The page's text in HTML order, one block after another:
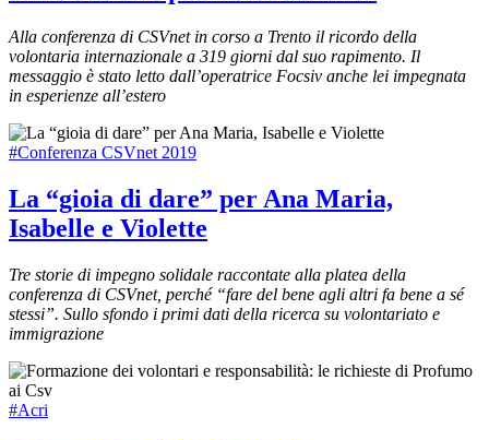
Alla conferenza di CSVnet in corso a Trento il ricordo della
volontaria internazionale a 319 giorni dal suo rapimento. Il
messaggio è stato letto dall’operatrice Focsiv anche lei impegnata
in esperienze all’estero
#Conferenza CSVnet 2019
La “gioia di dare” per Ana Maria,
Isabelle e Violette
Tre storie di impegno solidale raccontate alla platea della
conferenza di CSVnet, perché “fare del bene agli altri fa bene a sé
stessi”. Sullo sfondo i primi dati della ricerca su volontariato e
immigrazione
#Acri